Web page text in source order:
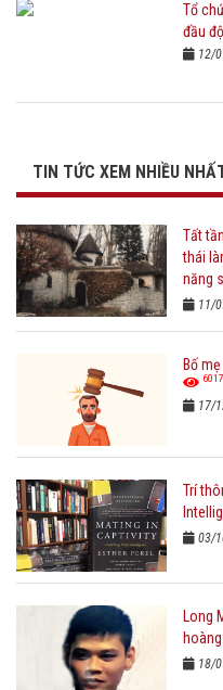
Tổ
đầu
12/
TIN TỨC XEM NHIỀU
Tất
thái
năng
11/
Bố
6017
17/
Trí
03/
Long
18/